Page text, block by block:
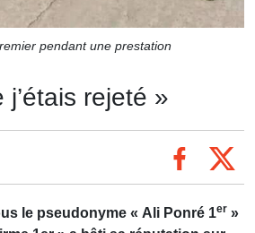
pendant une prestation
j’étais rejeté »
le pseudonyme « Ali Ponré 1er »